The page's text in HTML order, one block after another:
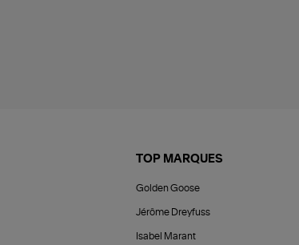
TOP MARQUES
Golden Goose
Jérôme Dreyfuss
Isabel Marant